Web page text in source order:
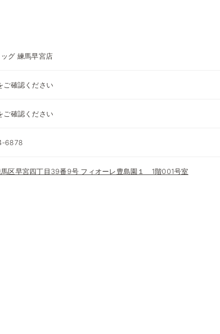
グ 練馬早宮店
ご確認ください
ご確認ください
6878
区早宮四丁目39番9号 フィオーレ豊島園１ 1階001号室